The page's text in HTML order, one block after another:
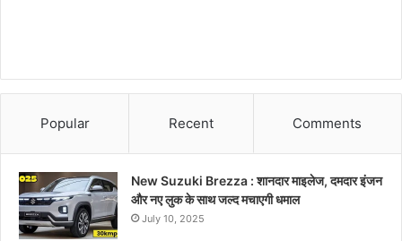
Popular Recent Comments
New Suzuki Brezza : शानदार माइलेज, दमदार इंजन
और नए लुक के साथ जल्द मचाएगी धमाल
July 10, 2025